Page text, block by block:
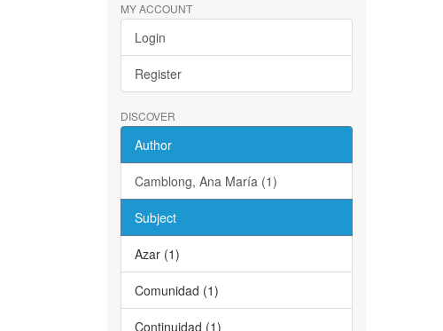
MY ACCOUNT
Login
Register
DISCOVER
Author
Camblong, Ana María (1)
Subject
Azar (1)
Comunidad (1)
Continuidad (1)